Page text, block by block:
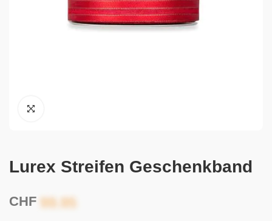
Lurex Streifen Geschenkband
CHF